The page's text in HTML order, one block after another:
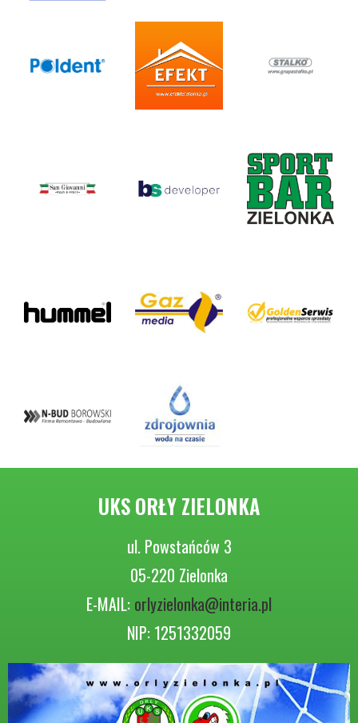
UKS ORŁY ZIELONKA
ul. Powstańców 3
05-220 Zielonka
E-MAIL: orlyzielonka@interia.pl
NIP: 1251332059